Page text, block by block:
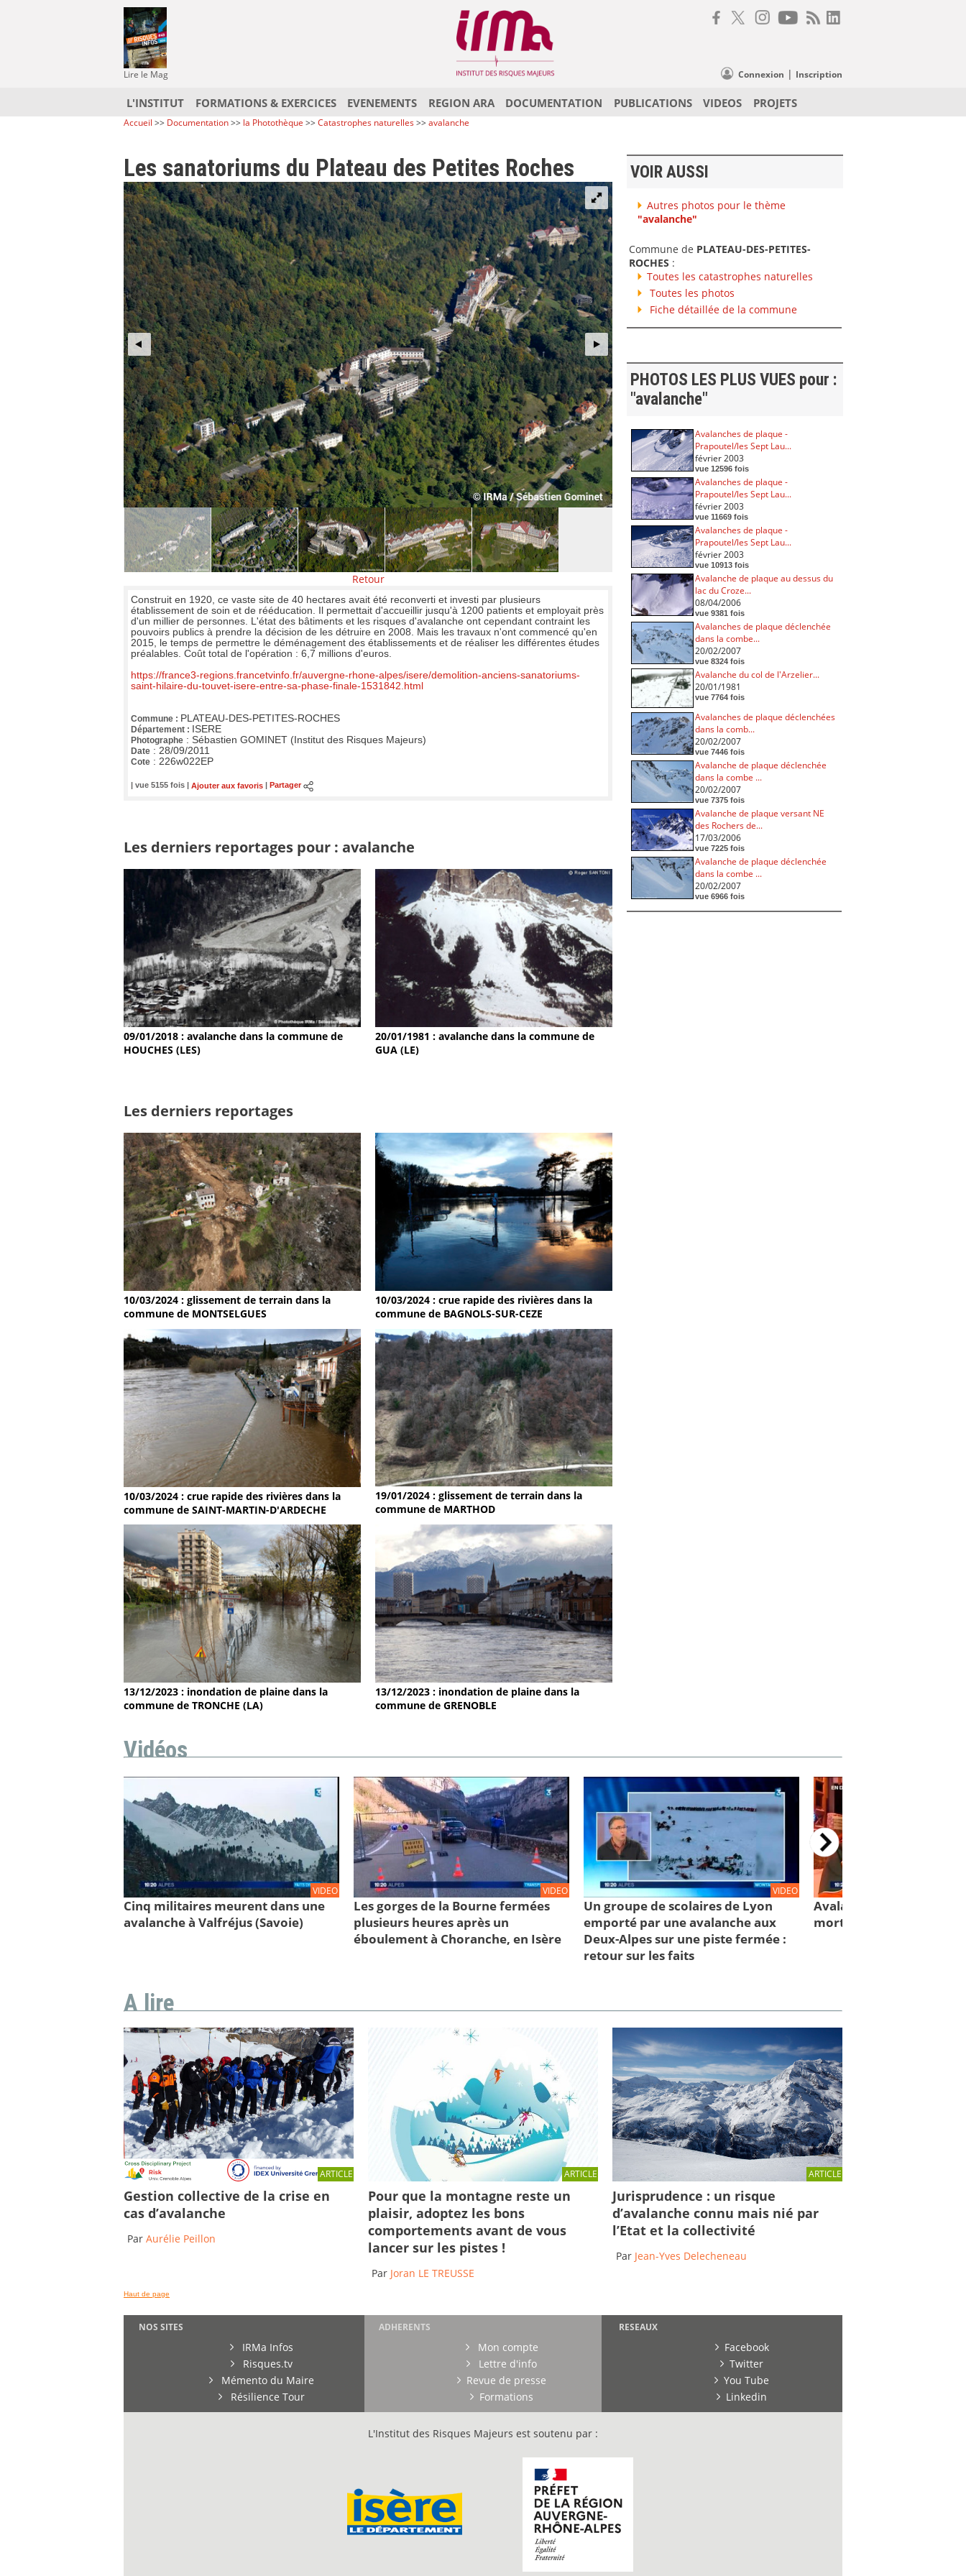
Lire le Mag Connexion | Inscription
L'INSTITUT FORMATIONS & EXERCICES EVENEMENTS REGION ARA DOCUMENTATION PUBLICATIONS VIDEOS PROJETS
Accueil >> Documentation>> la Photothèque >>Catastrophes naturelles>>avalanche
Les sanatoriums du Plateau des Petites Roches
Retour
Construit en 1920, ce vaste site de 40 hectares avait été reconverti et investi par plusieurs
établissement de soin et de rééducation. Il permettait d'accueillir jusqu'à 1200 patients et employait près
d'un millier de personnes. L'état des bâtiments et les risques d'avalanche ont cependant contraint les
pouvoirs publics à prendre la décision de les détruire en 2008. Mais les travaux n'ont commencé qu'en
2015, le temps de permettre le déménagement des établissements et de réaliser les différentes études
préalables. Coût total de l'opération : 6,7 millions d'euros.
https://france3-regions.francetvinfo.fr/auvergne-rhone-alpes/isere/demolition-anciens-sanatoriums-
saint-hilaire-du-touvet-isere-entre-sa-phase-finale-1531842.html
Commune : PLATEAU-DES-PETITES-ROCHES
Département : ISERE
Photographe : Sébastien GOMINET (Institut des Risques Majeurs)
Date : 28/09/2011
Cote : 226w022EP
| vue 5155 fois | Ajouter aux favoris Partager
Les derniers reportages pour : avalanche
09/01/2018 : avalanche dans la commune de
HOUCHES (LES)
20/01/1981 : avalanche dans la commune de
GUA (LE)
Les derniers reportages
10/03/2024 : glissement de terrain dans la
commune de MONTSELGUES
10/03/2024 : crue rapide des rivières dans la
commune de BAGNOLS-SUR-CEZE
10/03/2024 : crue rapide des rivières dans la
commune de SAINT-MARTIN-D'ARDECHE
19/01/2024 : glissement de terrain dans la
commune de MARTHOD
13/12/2023 : inondation de plaine dans la
commune de TRONCHE (LA)
13/12/2023 : inondation de plaine dans la
commune de GRENOBLE
VOIR AUSSI
Autres photos pour le thème
"avalanche"
Commune de PLATEAU-DES-PETITES-
ROCHES :
Toutes les catastrophes naturelles
Toutes les photos
Fiche détaillée de la commune
PHOTOS LES PLUS VUES pour :
"avalanche"
Avalanches de plaque -
Prapoutel/les Sept Lau...
février 2003
vue 12596 fois
Avalanches de plaque -
Prapoutel/les Sept Lau...
février 2003
vue 11669 fois
Avalanches de plaque -
Prapoutel/les Sept Lau...
février 2003
vue 10913 fois
Avalanche de plaque au dessus du
lac du Croze...
08/04/2006
vue 9381 fois
Avalanches de plaque déclenchée
dans la combe...
20/02/2007
vue 8324 fois
Avalanche du col de l'Arzelier...
20/01/1981
vue 7764 fois
Avalanches de plaque déclenchées
dans la comb...
20/02/2007
vue 7446 fois
Avalanche de plaque déclenchée
dans la combe ...
20/02/2007
vue 7375 fois
Avalanche de plaque versant NE
des Rochers de...
17/03/2006
vue 7225 fois
Avalanche de plaque déclenchée
dans la combe ...
20/02/2007
vue 6966 fois
Vidéos
VIDEO
Cinq militaires meurent dans une
avalanche à Valfréjus (Savoie)
VIDEO
Les gorges de la Bourne fermées
plusieurs heures après un
éboulement à Choranche, en Isère
VIDEO
Un groupe de scolaires de Lyon
emporté par une avalanche aux
Deux-Alpes sur une piste fermée :
retour sur les faits
Avalanche des Deux-
morts, 3 blessés graves
A lire
ARTICLE
Gestion collective de la crise en
cas d’avalanche
Par Aurélie Peillon
ARTICLE
Pour que la montagne reste un
plaisir, adoptez les bons
comportements avant de vous
lancer sur les pistes !
Par Joran LE TREUSSE
ARTICLE
Jurisprudence : un risque
d’avalanche connu mais nié par
l’Etat et la collectivité
Par Jean-Yves Delecheneau
Haut de page
NOS SITES
IRMa Infos
Risques.tv
Mémento du Maire
Résilience Tour
ADHERENTS
Mon compte
Lettre d'info
Revue de presse
Formations
RESEAUX
Facebook
Twitter
You Tube
Linkedin
L'Institut des Risques Majeurs est soutenu par :